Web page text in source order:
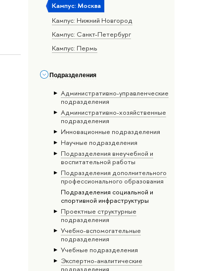
Кампус: Москва
Кампус: Нижний Новгород
Кампус: Санкт-Петербург
Кампус: Пермь
Подразделения
Административно-управленческие
подразделения
Административно-хозяйственные
подразделения
Инновационные подразделения
Научные подразделения
Подразделения внеучебной и
воспитательной работы
Подразделения дополнительного
профессионального образования
Подразделения социальной и
спортивной инфраструктуры
Проектные структурные
подразделения
Учебно-вспомогательные
подразделения
Учебные подразделения
Экспертно-аналитические
подразделения